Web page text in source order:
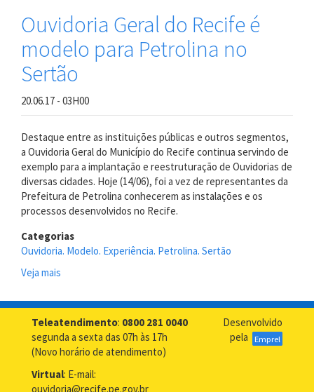
Geral
do
Recife
é
modelo
Petrolina
no
Ouvidoria Geral do Recife é
modelo para Petrolina no
Sertão
20.06.17 - 03H00
Destaque entre as instituições públicas e outros segmentos,
a Ouvidoria Geral do Município do Recife continua servindo de
exemplo para a implantação e reestruturação de Ouvidorias de
diversas cidades. Hoje (14/06), foi a vez de representantes da
Prefeitura de Petrolina conhecerem as instalações e os
processos desenvolvidos no Recife.
Categorias
Ouvidoria. Modelo. Experiência. Petrolina. Sertão
Veja mais
Geral
do
Recife
para
Teleatendimento: 0800 281 0040
segunda a sexta das 07h às 17h
(Novo horário de atendimento)
Virtual: E-mail:
ouvidoria@recife.pe.gov.br
Desenvolvido
pela
Emprel